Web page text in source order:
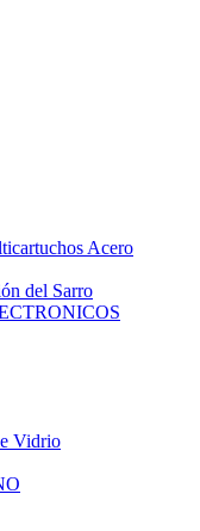
Acero
del Sarro
Vidrio